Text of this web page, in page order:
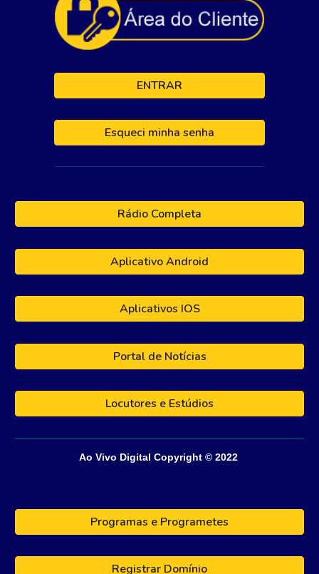
ENTRAR
Esqueci minha senha
Rádio Completa
Aplicativo Android
Aplicativos IOS
Portal de Notícias
Locutores e Estúdios
Ao Vivo Digital Copyright © 2022
Programas e Programetes
Registrar Domínio